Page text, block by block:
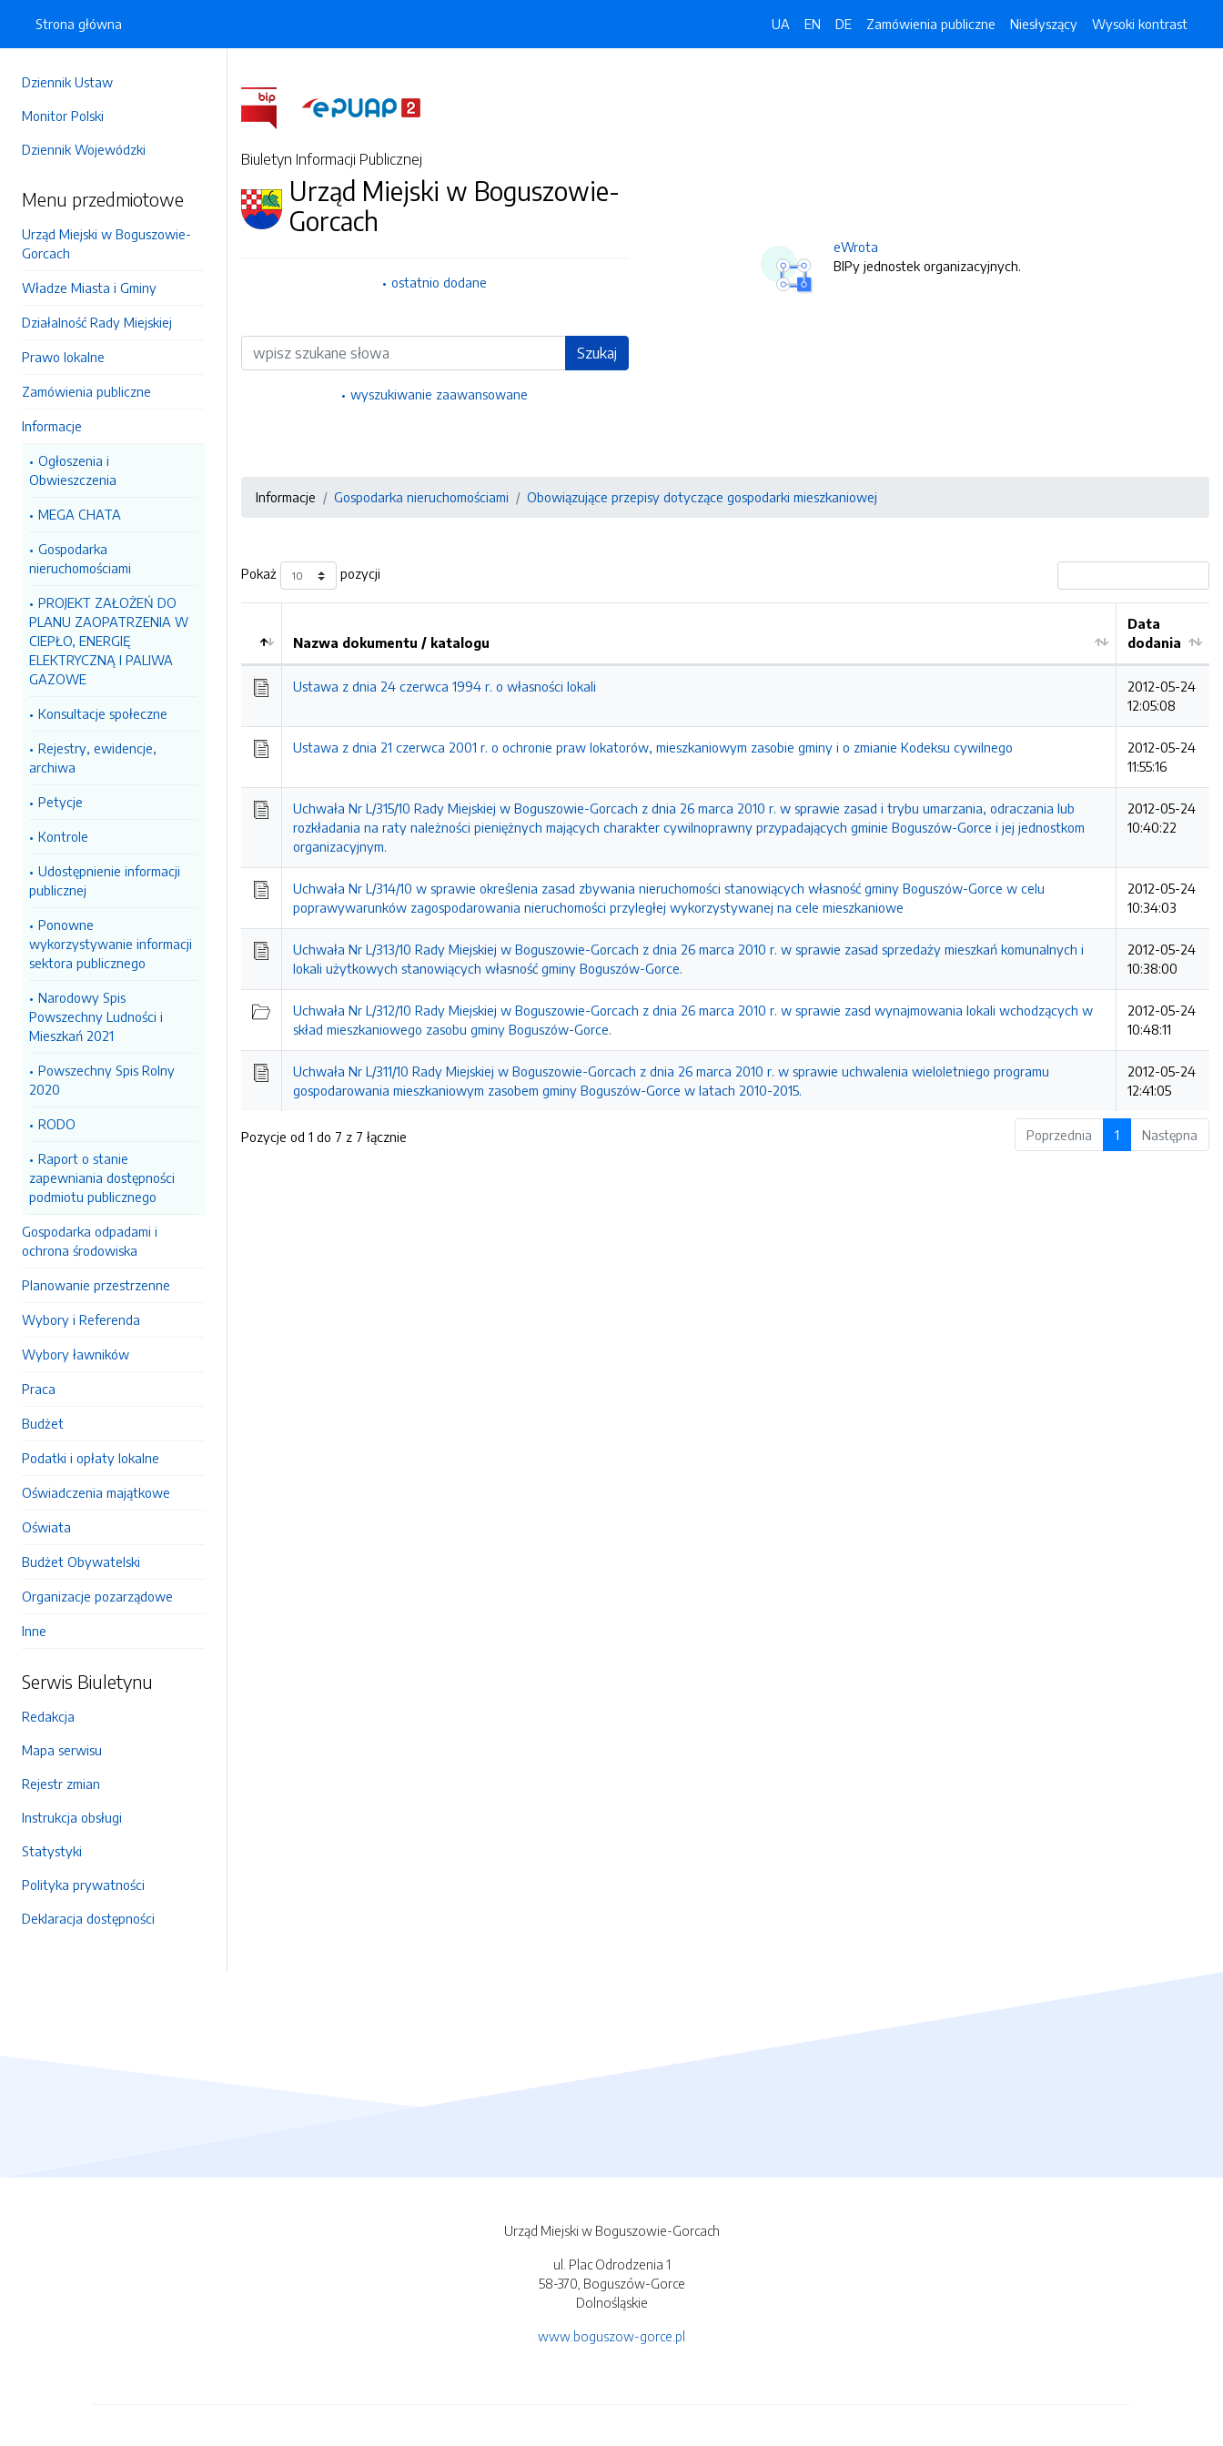
Dziennik Ustaw
Monitor Polski
Dziennik Wojewódzki
Menu przedmiotowe
Urząd Miejski w Boguszowie-
Gorcach
Władze Miasta i Gminy
Działalność Rady Miejskiej
Prawo lokalne
Zamówienia publiczne
Informacje
Ogłoszenia i
Obwieszczenia
MEGA CHATA
Gospodarka
nieruchomościami
PROJEKT ZAŁOŻEŃ DO
PLANU ZAOPATRZENIA W
CIEPŁO, ENERGIĘ
ELEKTRYCZNĄ I PALIWA
GAZOWE
Konsultacje społeczne
Rejestry, ewidencje,
archiwa
Petycje
Kontrole
Udostępnienie informacji
publicznej
Ponowne
wykorzystywanie informacji
sektora publicznego
Narodowy Spis
Powszechny Ludności i
Mieszkań 2021
Powszechny Spis Rolny
2020
RODO
Raport o stanie
zapewniania dostępności
podmiotu publicznego
Gospodarka odpadami i
ochrona środowiska
Planowanie przestrzenne
Wybory i Referenda
Wybory ławników
Praca
Budżet
Podatki i opłaty lokalne
Oświadczenia majątkowe
Oświata
Budżet Obywatelski
Organizacje pozarządowe
Inne
Serwis Biuletynu
Redakcja
Mapa serwisu
Rejestr zmian
Instrukcja obsługi
Statystyki
Polityka prywatności
Deklaracja dostępności
Strona główna UA EN DE Zamówienia publiczne Niesłyszący Wysoki kontrast
Biuletyn Informacji Publicznej
Urząd Miejski w Boguszowie-
Gorcach
ostatnio dodane
Wyszukiwarka Szukaj
wyszukiwanie zaawansowane
eWrota
BIPy jednostek organizacyjnych.
Informacje Gospodarka nieruchomościami Obowiązujące przepisy dotyczące gospodarki mieszkaniowej
Pokaż pozycji
Kolejność
Nazwa dokumentu / katalogu
Data
dodania
Ustawa z dnia 24 czerwca 1994 r. o własności lokali
2012-05-24
12:05:08
Ustawa z dnia 21 czerwca 2001 r. o ochronie praw lokatorów, mieszkaniowym zasobie gminy i o zmianie Kodeksu cywilnego
2012-05-24
11:55:16
Uchwała Nr L/315/10 Rady Miejskiej w Boguszowie-Gorcach z dnia 26 marca 2010 r. w sprawie zasad i trybu umarzania, odraczania lub
rozkładania na raty należności pieniężnych mających charakter cywilnoprawny przypadających gminie Boguszów-Gorce i jej jednostkom
organizacyjnym.
2012-05-24
10:40:22
Uchwała Nr L/314/10 w sprawie określenia zasad zbywania nieruchomości stanowiących własność gminy Boguszów-Gorce w celu
poprawywarunków zagospodarowania nieruchomości przyległej wykorzystywanej na cele mieszkaniowe
2012-05-24
10:34:03
Uchwała Nr L/313/10 Rady Miejskiej w Boguszowie-Gorcach z dnia 26 marca 2010 r. w sprawie zasad sprzedaży mieszkań komunalnych i
lokali użytkowych stanowiących własność gminy Boguszów-Gorce.
2012-05-24
10:38:00
Uchwała Nr L/312/10 Rady Miejskiej w Boguszowie-Gorcach z dnia 26 marca 2010 r. w sprawie zasd wynajmowania lokali wchodzących w
skład mieszkaniowego zasobu gminy Boguszów-Gorce.
2012-05-24
10:48:11
Uchwała Nr L/311/10 Rady Miejskiej w Boguszowie-Gorcach z dnia 26 marca 2010 r. w sprawie uchwalenia wieloletniego programu
gospodarowania mieszkaniowym zasobem gminy Boguszów-Gorce w latach 2010-2015.
2012-05-24
12:41:05
Pozycje od 1 do 7 z 7 łącznie Poprzednia 1 Następna
Urząd Miejski w Boguszowie-Gorcach
ul. Plac Odrodzenia 1
58-370, Boguszów-Gorce
Dolnośląskie
www.boguszow-gorce.pl